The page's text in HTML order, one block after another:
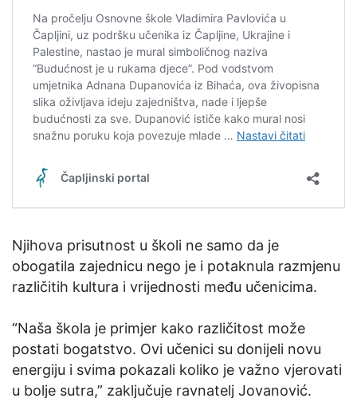
Njihova prisutnost u školi ne samo da je
obogatila zajednicu nego je i potaknula razmjenu
različitih kultura i vrijednosti među učenicima.
“Naša škola je primjer kako različitost može
postati bogatstvo. Ovi učenici su donijeli novu
energiju i svima pokazali koliko je važno vjerovati
u bolje sutra,” zaključuje ravnatelj Jovanović.